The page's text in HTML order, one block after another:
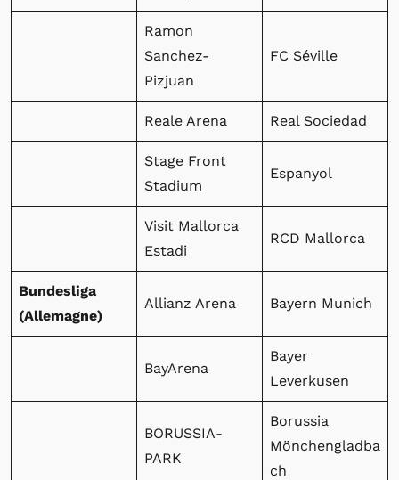
Ramon
Sanchez-
Pizjuan
FC Séville
Reale Arena Real Sociedad
Stage Front
Stadium
Espanyol
Visit Mallorca
Estadi
RCD Mallorca
Bundesliga
(Allemagne)
Allianz Arena Bayern Munich
BayArena
Bayer
Leverkusen
BORUSSIA-
PARK
Borussia
Mönchengladba
ch